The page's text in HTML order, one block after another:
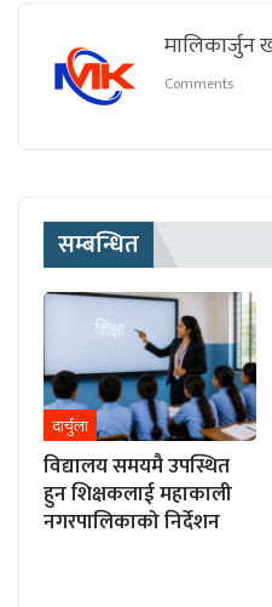
मालिकार्जुन
Comments
सम्बन्धित
दार्चुला
विद्यालय समयमै उपस्थित
हुन शिक्षकलाई महाकाली
नगरपालिकाको निर्देशन